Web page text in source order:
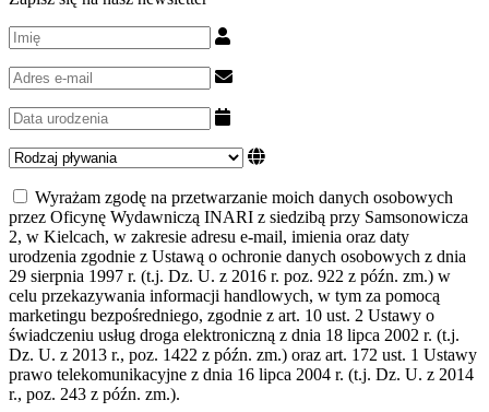
Wyrażam zgodę na przetwarzanie moich danych osobowych
przez Oficynę Wydawniczą INARI z siedzibą przy Samsonowicza
2, w Kielcach, w zakresie adresu e-mail, imienia oraz daty
urodzenia zgodnie z Ustawą o ochronie danych osobowych z dnia
29 sierpnia 1997 r. (t.j. Dz. U. z 2016 r. poz. 922 z późn. zm.) w
celu przekazywania informacji handlowych, w tym za pomocą
marketingu bezpośredniego, zgodnie z art. 10 ust. 2 Ustawy o
świadczeniu usług droga elektroniczną z dnia 18 lipca 2002 r. (t.j.
Dz. U. z 2013 r., poz. 1422 z późn. zm.) oraz art. 172 ust. 1 Ustawy
prawo telekomunikacyjne z dnia 16 lipca 2004 r. (t.j. Dz. U. z 2014
r., poz. 243 z późn. zm.).